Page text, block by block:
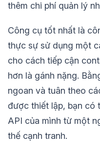
thêm chi phí quản lý
Công cụ tốt nhất là
thực sự sử dụng một
cho cách tiếp cận
hơn là gánh nặng.
ngoan và tuân theo
được thiết lập, bạn có
API của mình từ một
thế cạnh tranh.